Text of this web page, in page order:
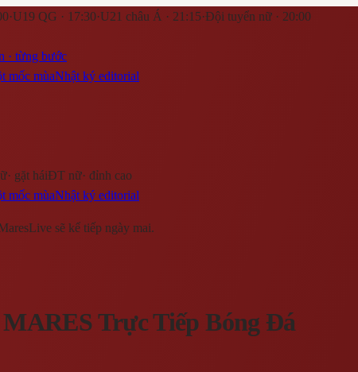
·U19 QG · 17:30·U21 châu Á · 21:15·Đội tuyển nữ · 20:00
· từng bước
mốc mùaNhật ký editorial
· gặt háiĐT nữ· đỉnh cao
mốc mùaNhật ký editorial
sẽ kể tiếp ngày mai.
Trực Tiếp Bóng Đá